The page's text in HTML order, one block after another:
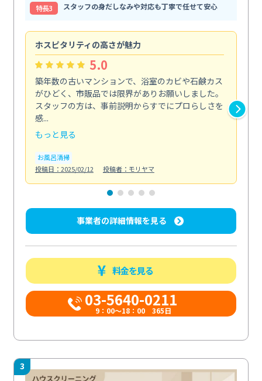
特⻑3
スタッフの身だしなみや対応も丁寧で任せて安心
ホスピタリティの高さが魅力
5.0
築年数の古いマンションで、浴室のカビや石鹸カス
がひどく、市販品では限界がありお願いしました。
スタッフの方は、事前説明からすでにプロらしさを
感...
もっと見る
お風呂清掃
投稿日：2025/02/12
投稿者：モリヤマ
事業者の詳細情報を見る
料金を見る
03-5640-0211
9：00～18：00 365日
3